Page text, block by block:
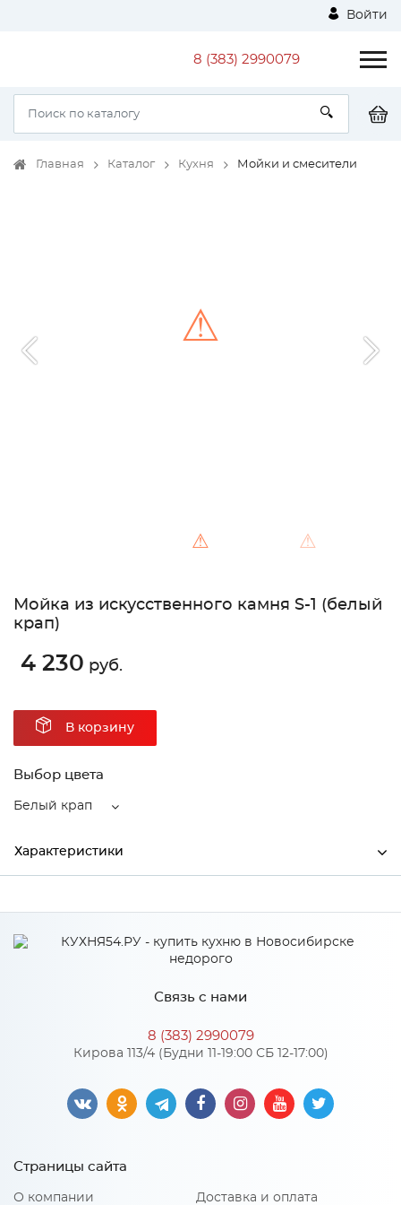
Войти
8 (383) 2990079
Главная Каталог Кухня Мойки и смесители
⚠ ⚠
⚠
Мойка из искусственного камня S-1 (белый
крап)
4 230 руб.
В корзину
Выбор цвета
Белый крап
Характеристики
Высота 185
Материал искусственный мрамор
Особенности
Мойки SimGran имеют матовую поверхность,
изготавливаются на основе натурального Уральского
22% полиэфирная смола), поверхность покрыта гелькоутом.
Связь с нами
8 (383) 2990079
Кирова 113/4 (Будни 11-19:00 СБ 12-17:00)
Страницы сайта
О компании Доставка и оплата